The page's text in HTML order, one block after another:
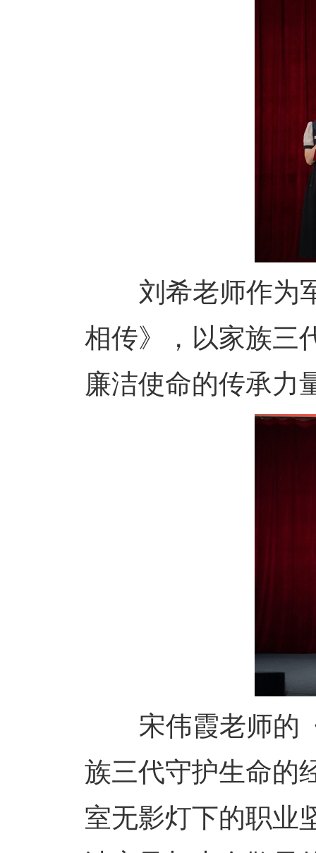
刘希老师作为军
相传》，以家族三
廉洁使命的传承力
宋伟霞老师的《
族三代守护生命
室无影灯下的职业